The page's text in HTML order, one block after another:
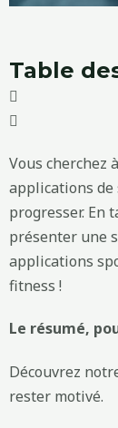
Table
Vous cherchez
applications de
progresser. En
présenter une
applications
fitness !
Le résumé,
Découvrez
rester motivé.